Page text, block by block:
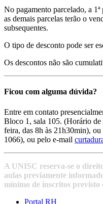
No pagamento parcelado, a
as demais parcelas terão o
subsequentes.
O tipo de desconto pode ser
Os descontos não são
Ficou com alguma dúvida?
Entre em contato
Bloco 1, sala 105. (Horário de
feira, das 8h às 21h30min),
1066), ou pelo e-mail
A UNISC reserva-se o
aulas previamente
mínimo de inscritos
Portal RH